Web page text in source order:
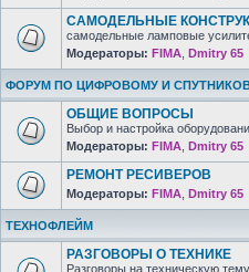
САМОДЕЛЬНЫЕ
самодельные ламповые
Модераторы: FIMA Dmitry 65
ФОРУМ ПО ЦИФРОВОМУ И
ОБЩИЕ ВОПРОСЫ
Выбор и настройка
Модераторы: FIMA Dmitry 65
РЕМОНТ РЕСИВЕРОВ
Модераторы: FIMA Dmitry 65
ТЕХНОФЛЕЙМ
РАЗГОВОРЫ О ТЕХНИКЕ
Разговоры на техническую